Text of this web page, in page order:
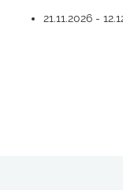
21.11.2026 -